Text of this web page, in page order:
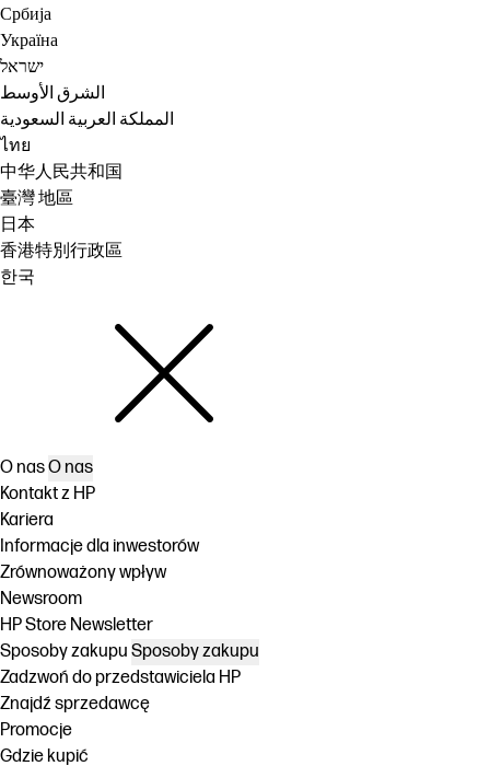
Србија
Україна
ישראל
الشرق الأوسط
المملكة العربية السعودية
ไทย
中华人民共和国
臺灣 地區
日本
香港特別行政區
한국
O nasO nas
Kontakt z HP
Kariera
Informacje dla inwestorów
Zrównoważony wpływ
Newsroom
HP Store Newsletter
Sposoby zakupu Sposoby zakupu
Zadzwoń do przedstawiciela HP
Znajdź sprzedawcę
Promocje
Gdzie kupić